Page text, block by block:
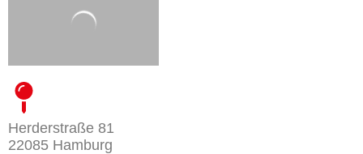
Herderstraße 81
22085 Hamburg